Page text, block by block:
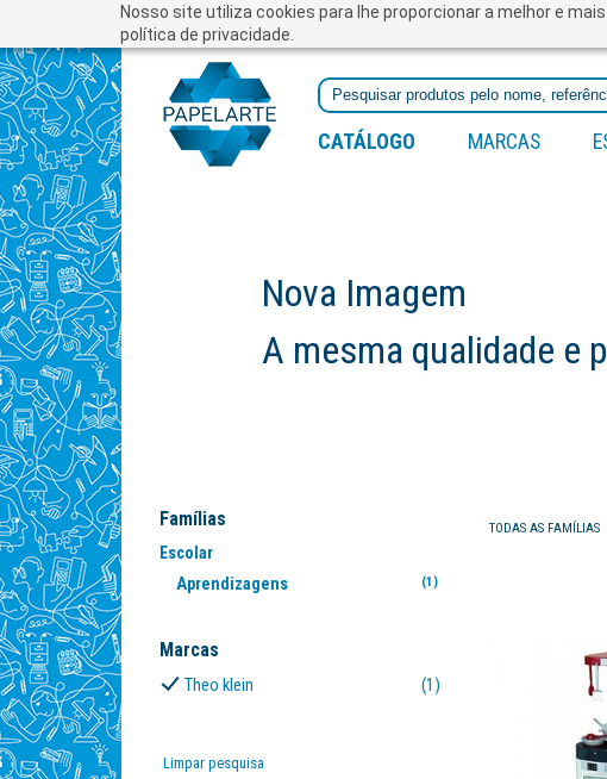
Nosso site utiliza cookies para lhe proporcionar a melhor e
política de privacidade.
CATÁLOGO MARCAS
Imagem
mesma qualidade e profissionalismo
Famílias
Escolar
Aprendizagens
(1)
Marcas
Theo klein (1)
Limpar pesquisa
TODAS AS FAMÍLIAS